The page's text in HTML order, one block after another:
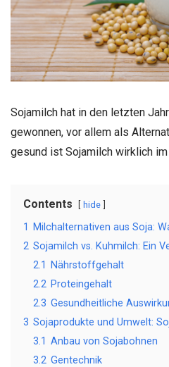
Sojamilch hat in den letzten
gewonnen, vor allem als
gesund ist Sojamilch wirklich
Contents hide
1
Milchalternativen aus Soja:
2 Sojamilch vs. Kuhmilch: Ein
2.1
Nährstoffgehalt
2.2 Proteingehalt
2.3 Gesundheitliche
3 Sojaprodukte und Umwelt:
3.1 Anbau von Sojabohnen
3.2 Gentechnik